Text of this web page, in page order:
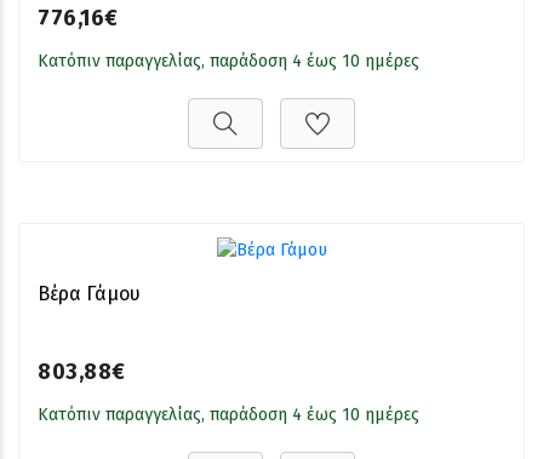
776,16€
Κατόπιν παραγγελίας, παράδοση 4 έως 10 ημέρες
Βέρα Γάμου
803,88€
Κατόπιν παραγγελίας, παράδοση 4 έως 10 ημέρες